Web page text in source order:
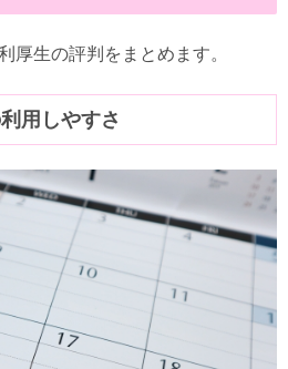
厚生の評判をまとめます。
用しやすさ